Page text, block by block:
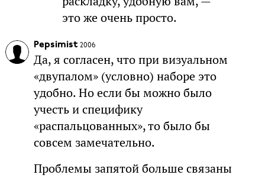
это же очень просто.
Pepsimist 2006
Да, я согласен, что при визуальном
«двупалом» (условно) наборе это
удобно. Но если бы можно было
учесть и специфику
«распальцованных», то было бы
совсем замечательно.
Проблемы запятой больше связаны